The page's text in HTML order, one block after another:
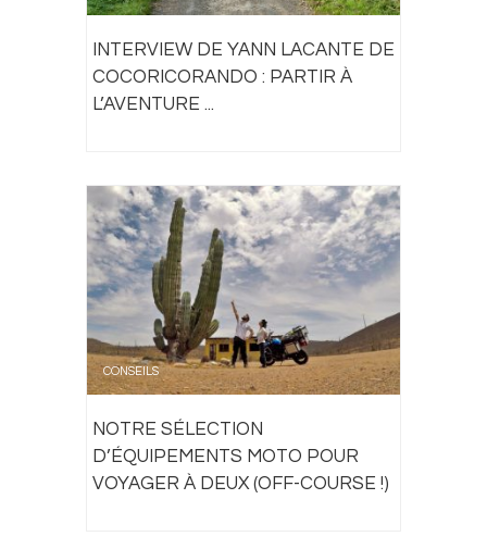
INTERVIEW DE YANN LACANTE DE
COCORICORANDO : PARTIR À
L’AVENTURE ...
CONSEILS
NOTRE SÉLECTION
D’ÉQUIPEMENTS MOTO POUR
VOYAGER À DEUX (OFF-COURSE !)